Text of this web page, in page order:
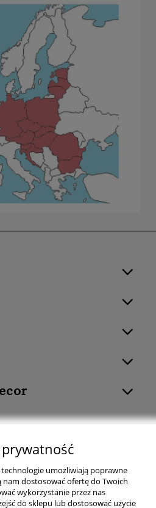
sklep at naturalhomedecor.pl | Tel.:
| REGON: 381429127
- Naturalhomedecor.pl
umożliwiają poprawne
nam dostosować ofertę do Twoich
wykorzystanie przez nas
do sklepu lub dostosować użycie